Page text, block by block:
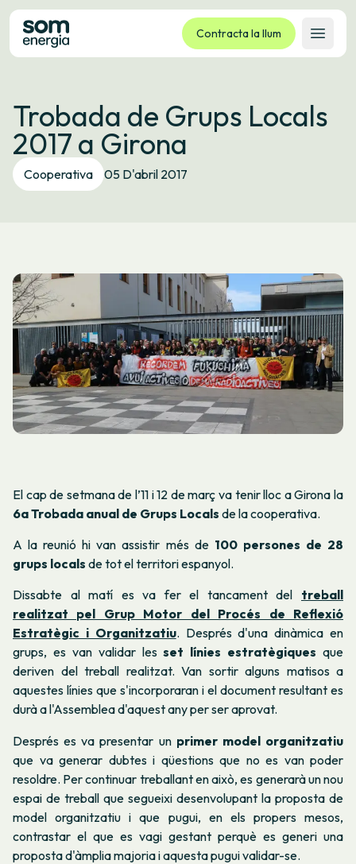
Contracta la llum
Obrir
Tarifes
Serveis
Empreses
La cooperativa
Idioma: GL EU
Trobada de Grups Locals
2017 a Girona
Cooperativa 05 D'abril 2017
El cap de setmana de l’11 i 12 de març va tenir lloc a Girona la
6a Trobada anual de Grups Locals de la cooperativa.
A la reunió hi van assistir més de 100 persones de 28
grups locals de tot el territori espanyol.
Dissabte al matí es va fer el tancament del treball
realitzat pel Grup Motor del Procés de Reflexió
Estratègic i Organitzatiu. Després d'una dinàmica en
grups, es van validar lesset línies estratègiques que
deriven del treball realitzat. Van sortir alguns matisos a
aquestes línies que s'incorporaran i el document resultant es
durà a l'Assemblea d'aquest any per ser aprovat.
Després es va presentar un primer model organitzatiu
que va generar dubtes i qüestions que no es van poder
resoldre. Per continuar treballant en això, es generarà un nou
espai de treball que segueixi desenvolupant la proposta de
model organitzatiu i que pugui, en els propers mesos,
contrastar el que es vagi gestant perquè es generi una
proposta d'àmplia majoria i aquesta pugui validar-se.